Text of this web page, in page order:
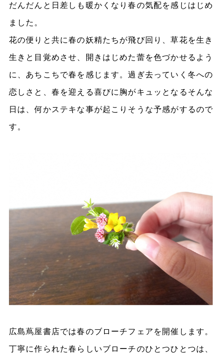
だんだんと日差しも暖かくなり春の気配を感じはじめ
ました。
花の便りと共に春の妖精たちが飛び回り、草花を生き
生きと目覚めさせ、開きはじめた蕾を色づかせるよう
に、あちこちで春を感じます。過ぎ去っていく冬への
恋しさと、春を迎える喜びに胸がキュッとなるそんな
日は、何かステキな事が起こりそうな予感がするので
す。
広島蔦屋書店では春のブローチフェアを開催します。
丁寧に作られた春らしいブローチのひとつひとつは、